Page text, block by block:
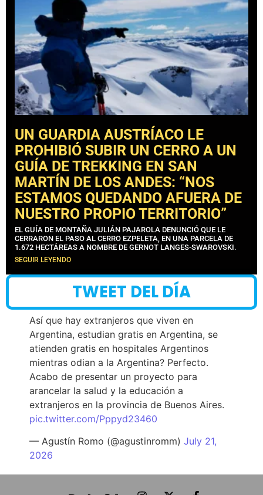
UN GUARDIA AUSTRÍACO LE
PROHIBIÓ SUBIR UN CERRO A UN
GUÍA DE TREKKING EN SAN
MARTÍN DE LOS ANDES: “NOS
ESTAMOS QUEDANDO AFUERA DE
NUESTRO PROPIO TERRITORIO”
EL GUÍA DE MONTAÑA JULIÁN PAJAROLA DENUNCIÓ QUE LE
CERRARON EL PASO AL CERRO EZPELETA, EN UNA PARCELA DE
1.672 HECTÁREAS A NOMBRE DE GERNOT LANGES-SWAROVSKI.
SEGUIR LEYENDO
TWEET DEL DÍA
Así que hay extranjeros que viven en
Argentina, estudian gratis en Argentina, se
atienden gratis en hospitales Argentinos
mientras odian a la Argentina? Perfecto.
Acabo de presentar un proyecto para
arancelar la salud y la educación a
extranjeros en la provincia de Buenos Aires.
pic.twitter.com/Pppyd23460
— Agustín Romo (@agustinromm) July 21,
2026